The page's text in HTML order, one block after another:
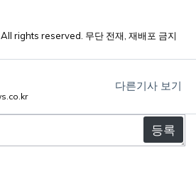
rights reserved. 무단 전재, 재배포 금지
다른기사 보기